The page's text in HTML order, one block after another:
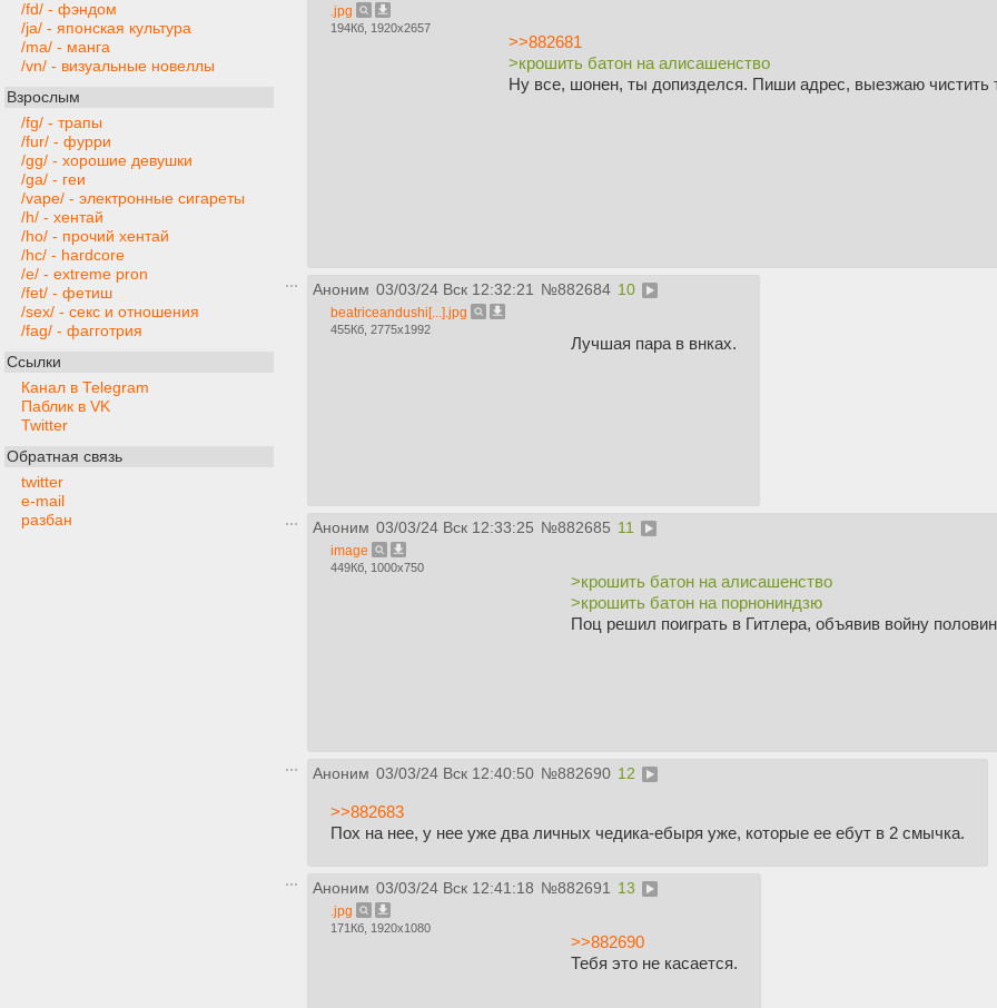
/fd/ - фэндом
/ja/ - японская культура
/ma/ - манга
/vn/ - визуальные новеллы
Взрослым
/fg/ - трапы
/fur/ - фурри
/gg/ - хорошие девушки
/ga/ - геи
/vape/ - электронные сигареты
/h/ - хентай
/ho/ - прочий хентай
/hc/ - hardcore
/e/ - extreme pron
/fet/ - фетиш
/sex/ - секс и отношения
/fag/ - фагготрия
Ссылки
Канал в Telegram
Паблик в VK
Twitter
Обратная связь
twitter
e-mail
разбан
.jpg
194Кб, 1920x2657
>>882681
>крошить батон на алисашенство
Ну все, шонен, ты допизделся. Пиши адрес, выезжаю чистить
Аноним 03/03/24 Вск 12:32:21 №882684 10
beatriceandushi[...].jpg
455Кб, 2775x1992
Лучшая пара в внках.
Аноним 03/03/24 Вск 12:33:25 №882685 11
image
449Кб, 1000x750
>крошить батон на алисашенство
>крошить батон на порнониндзю
Поц решил поиграть в Гитлера, объявив войну
Аноним 03/03/24 Вск 12:40:50 №882690 12
>>882683
Пох на нее, у нее уже два личных чедика-ебыря уже, которые ее ебут в 2 смычка.
Аноним 03/03/24 Вск 12:41:18 №882691 13
.jpg
171Кб, 1920x1080
>>882690
Тебя это не касается.